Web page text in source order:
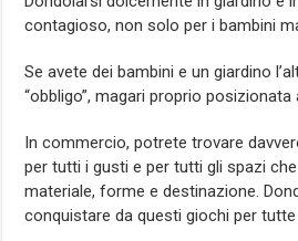
contagioso, non solo per i bambini
Se avete dei bambini e un giardino
“obbligo”, magari proprio
In commercio, potrete trovare
per tutti i gusti e per tutti gli spazi
materiale, forme e destinazione.
conquistare da questi giochi per tutte